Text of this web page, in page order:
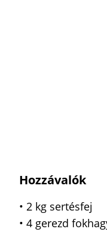
Hozzávalók
• 2 kg sertésfej
• 4 gerezd